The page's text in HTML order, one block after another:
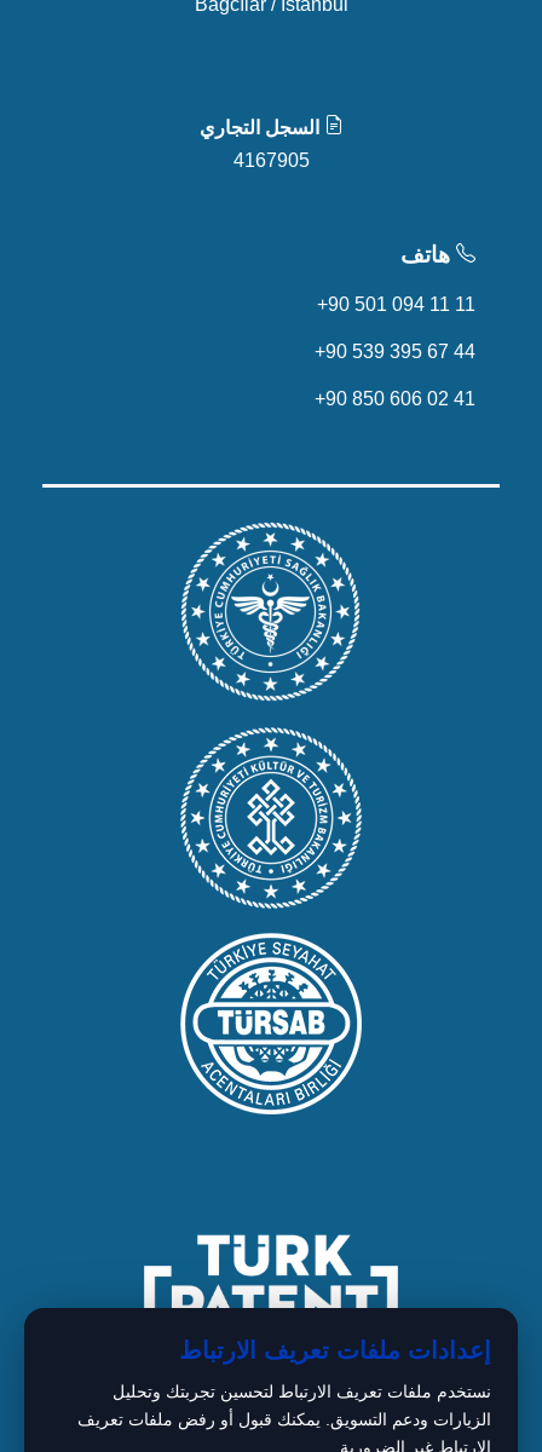
السجل التجاري
4167905
هاتف
+90 501 094 11 11
+90 539 395 67 44
+90 850 606 02 41
إعدادات ملفات تعريف الارتباط
نستخدم ملفات تعريف الارتباط لتحسين تجربتك وتحليل
الزيارات ودعم التسويق. يمكنك قبول أو رفض ملفات تعريف
الارتباط غير الضرورية.